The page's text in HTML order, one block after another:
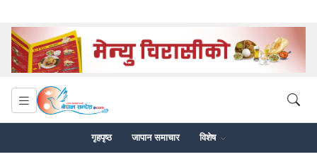
गृहपृष्ठ जापान समाचार विशेष